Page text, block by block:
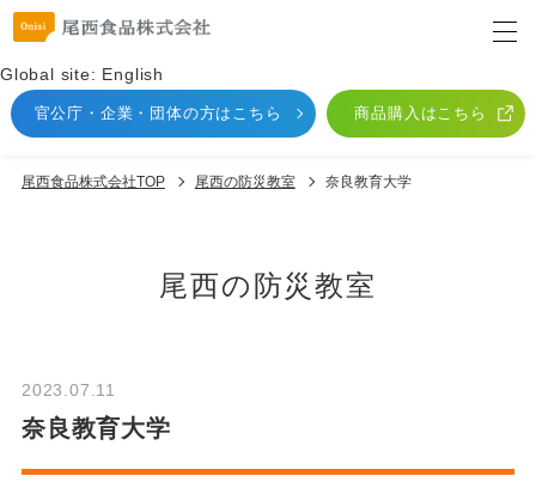
Global site: English
官公庁・企業・団体の方はこちら 商品購入はこちら
尾西食品株式会社TOP 尾⻄の防災教室 奈良教育大学
尾⻄の防災教室
2023.07.11
奈良教育大学